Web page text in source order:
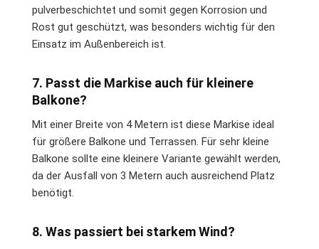
pulverbeschichtet und somit gegen Korrosion und
Rost gut geschützt, was besonders wichtig für den
Einsatz im Außenbereich ist.
7. Passt die Markise auch für kleinere
Balkone?
Mit einer Breite von 4 Metern ist diese Markise ideal
für größere Balkone und Terrassen. Für sehr kleine
Balkone sollte eine kleinere Variante gewählt werden,
da der Ausfall von 3 Metern auch ausreichend Platz
benötigt.
8. Was passiert bei starkem Wind?